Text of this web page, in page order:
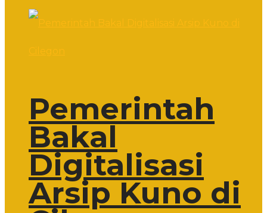
Pemerintah
Bakal
Digitalisasi
Arsip Kuno di